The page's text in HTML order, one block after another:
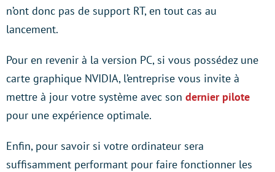
n’ont donc pas de support RT, en tout cas au
lancement.
Pour en revenir à la version PC, si vous possédez une
carte graphique NVIDIA, l’entreprise vous invite à
mettre à jour votre système avec son dernier pilote
pour une expérience optimale.
Enfin, pour savoir si votre ordinateur sera
suffisamment performant pour faire fonctionner les